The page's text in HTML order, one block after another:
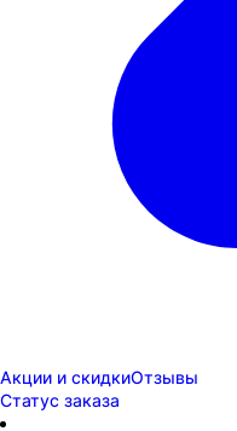
Акции и скидкиОтзывы
Статус заказа